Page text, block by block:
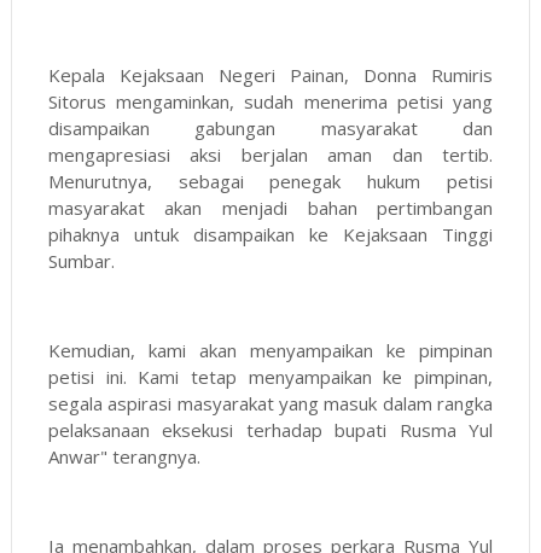
Kepala Kejaksaan Negeri Painan, Donna Rumiris
Sitorus mengaminkan, sudah menerima petisi yang
disampaikan gabungan masyarakat dan
mengapresiasi aksi berjalan aman dan tertib.
Menurutnya, sebagai penegak hukum petisi
masyarakat akan menjadi bahan pertimbangan
pihaknya untuk disampaikan ke Kejaksaan Tinggi
Sumbar.
Kemudian, kami akan menyampaikan ke pimpinan
petisi ini. Kami tetap menyampaikan ke pimpinan,
segala aspirasi masyarakat yang masuk dalam rangka
pelaksanaan eksekusi terhadap bupati Rusma Yul
Anwar" terangnya.
Ia menambahkan, dalam proses perkara Rusma Yul